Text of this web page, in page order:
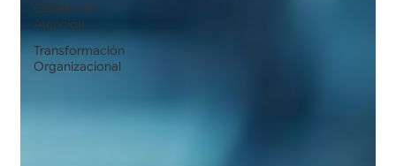
Canales de
Atención
Transformación
Organizacional